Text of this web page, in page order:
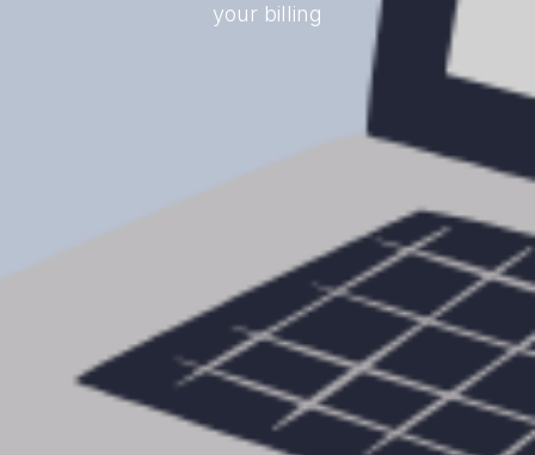
your billing